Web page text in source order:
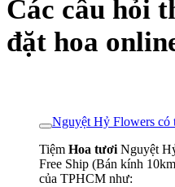
Các câu hỏi
đặt hoa
Nguyệt Hỷ Flowers có
Tiệm Hoa tươi Nguyệt
Free Ship (Bán kính
của TPHCM như: